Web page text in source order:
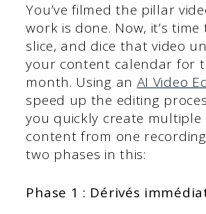
You’ve filmed the pillar
work is done. Now, it’s
slice, and dice that video
your content calendar for
month. Using an AI Video
speed up the editing
you quickly create multiple
content from one
two phases in this:
Phase 1 : Dérivés